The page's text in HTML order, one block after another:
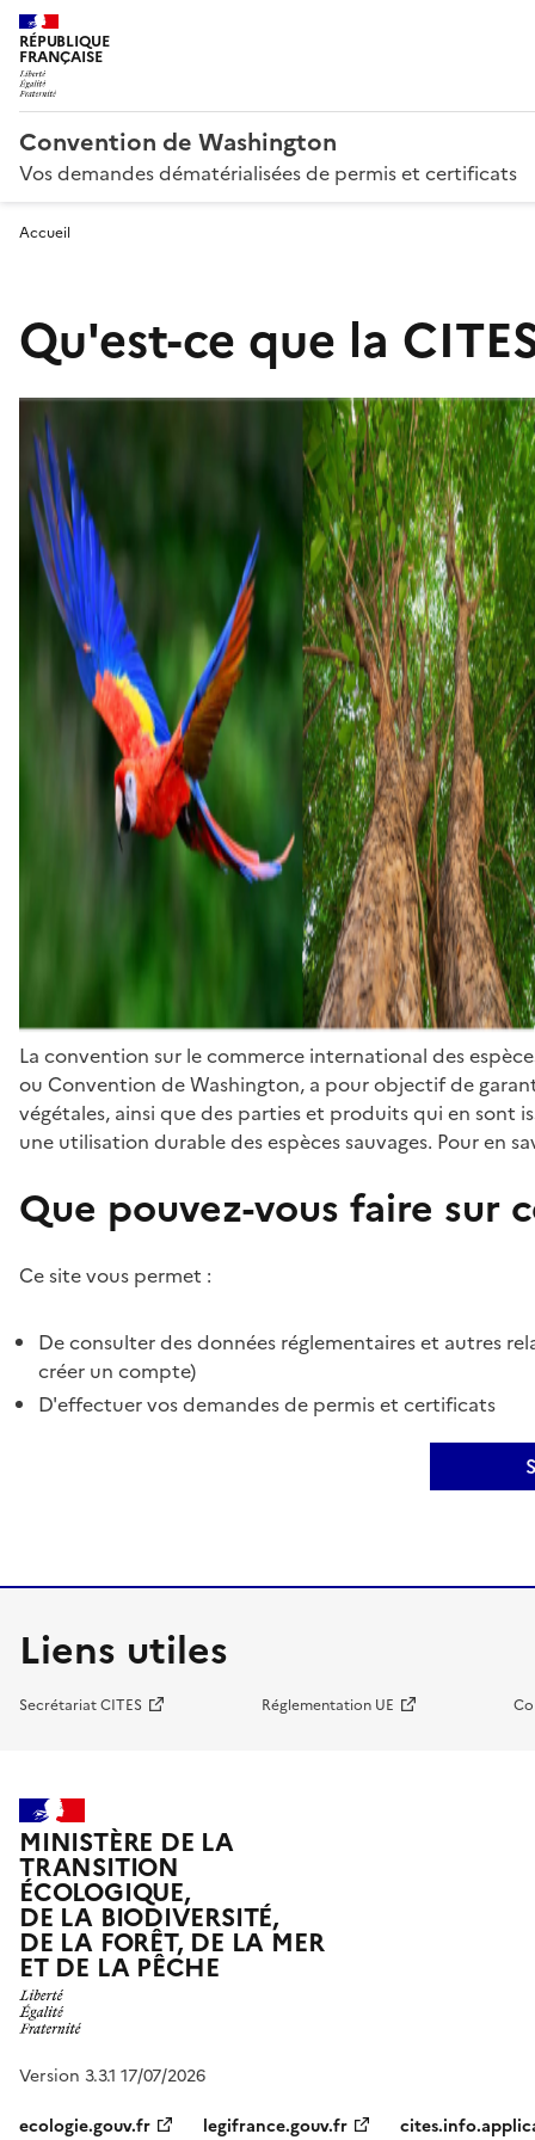
RÉPUBLIQUE
FRANÇAISE
Convention de Washington
Vos demandes dématérialisées de permis et certificats
Accueil
Qu'est-ce que la
La convention sur le commerce international des
ou Convention de Washington, a pour objectif de
végétales, ainsi que des parties et produits qui en sont
une utilisation durable des espèces sauvages. Pour en
Que pouvez-vous faire sur
Ce site vous permet :
De consulter des données réglementaires et autres
créer un compte)
D'effectuer vos demandes de permis et certificats
Liens utiles
Secrétariat CITES Réglementation UE
MINISTÈRE DE LA
TRANSITION
ÉCOLOGIQUE,
DE LA BIODIVERSITÉ,
DE LA FORÊT, DE LA MER
ET DE LA PÊCHE
Version 3.3.1 17/07/2026
ecologie.gouv.fr
legifrance.gouv.fr